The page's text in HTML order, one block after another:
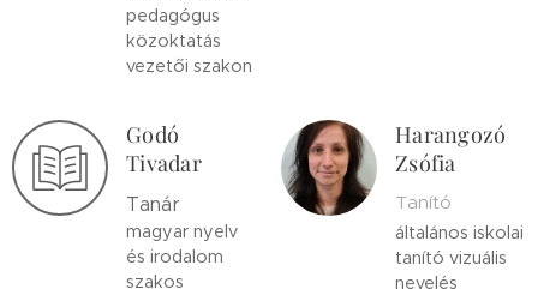
pedagógus
közoktatás
vezetői szakon
Godó
Tivadar
Tanár
magyar nyelv
és irodalom
szakos
Harangozó
Zsófia
Tanító
általános iskolai
tanító vizuális
nevelés